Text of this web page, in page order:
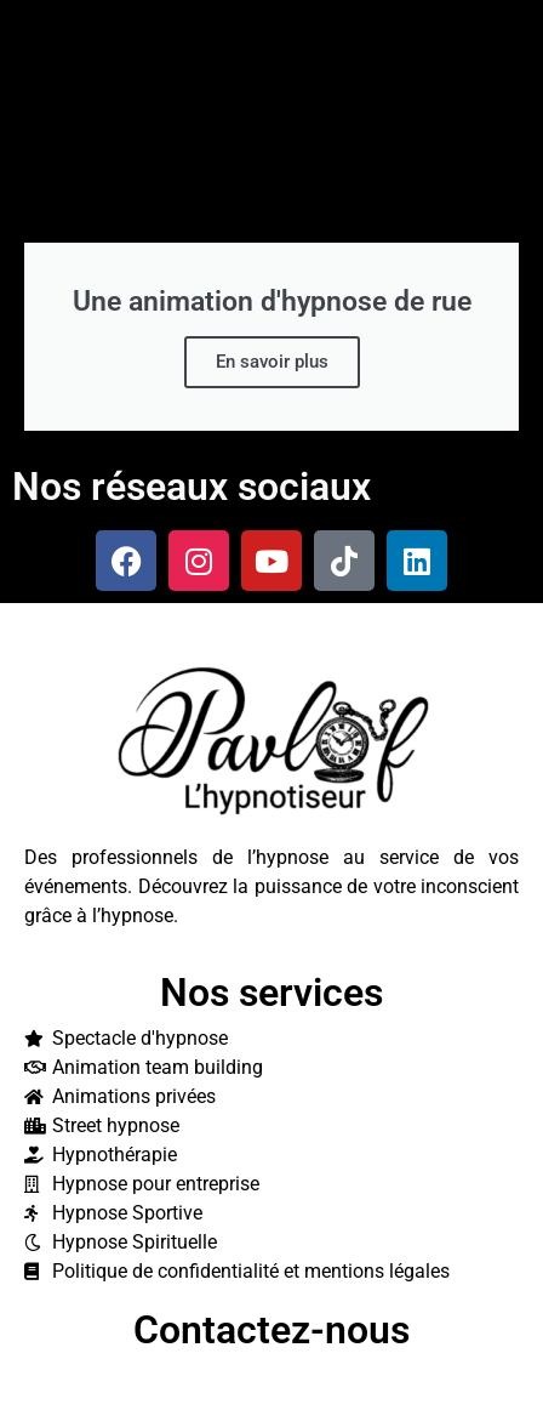
Une animation d'hypnose de rue
En savoir plus
Nos réseaux sociaux
Des professionnels de l’hypnose au service de vos
événements. Découvrez la puissance de votre inconscient
grâce à l’hypnose.
Nos services
Spectacle d'hypnose
Animation team building
Animations privées
Street hypnose
Hypnothérapie
Hypnose pour entreprise
Hypnose Sportive
Hypnose Spirituelle
Politique de confidentialité et mentions légales
Contactez-nous